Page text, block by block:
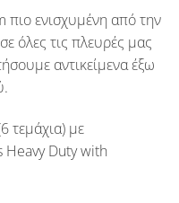
πιο ενισχυμένη από την
σε όλες τις πλευρές μας
αντικείμενα έξω
τεμάχια) με
Heavy Duty with